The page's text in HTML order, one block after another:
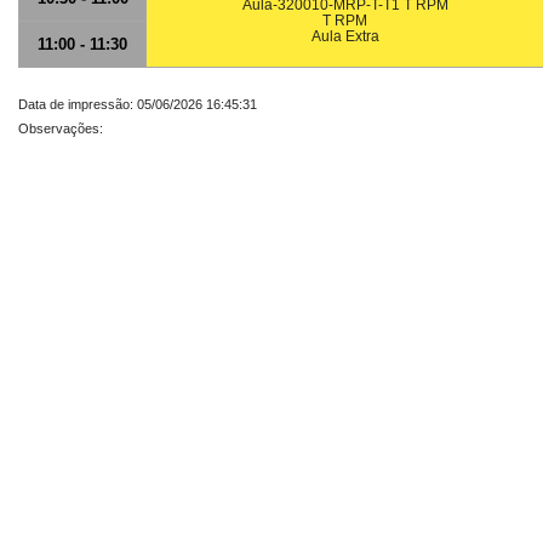
Aula-320010-MRP-T-T1 T RPM
T RPM
Aula Extra
11:00 - 11:30
Data de impressão: 05/06/2026 16:45:31
Observações: